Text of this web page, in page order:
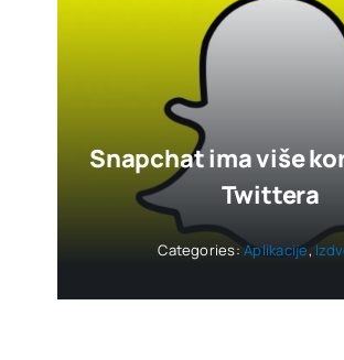
Snapchat ima više
Twittera
Categories:Aplikacije,